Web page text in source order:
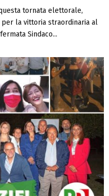
tornata elettorale,
la vittoria straordinaria al
Sindaco...